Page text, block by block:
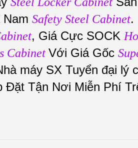
Nam Safety Steel Cabinet.
, Giá Cực SOCK
Cabinet Với Giá Gốc
máy SX Tuyển đại lý
Đặt Tận Nơi Miễn Phí